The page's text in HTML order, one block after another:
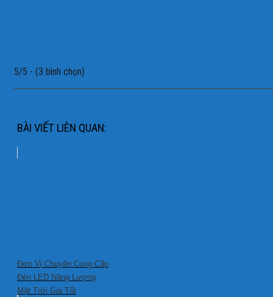
5/5 - (3 bình chọn)
BÀI VIẾT LIÊN QUAN:
Đơn Vị Chuyên Cung Cấp
Đèn LED Năng Lượng
Mặt Trời Giá Tốt